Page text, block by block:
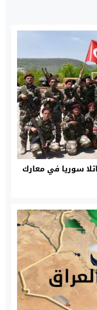
المرصد السوري يكشف عن مقتل 72 مقاتلا سوريا في معارك